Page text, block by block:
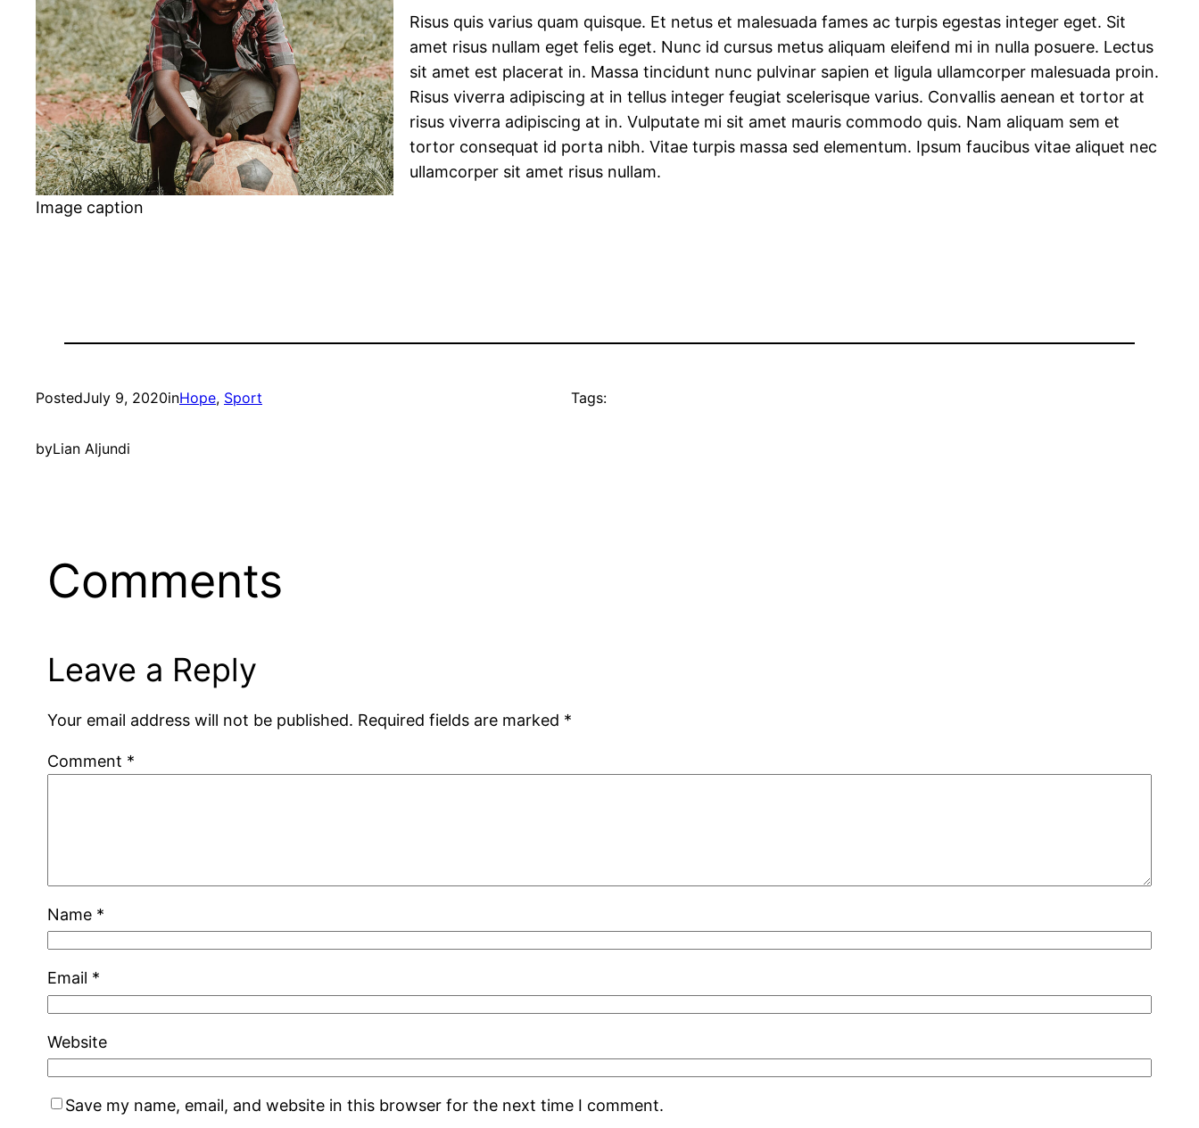
Image caption
Risus quis varius quam quisque. Et netus et malesuada fames ac turpis egestas integer eget. Sit
amet risus nullam eget felis eget. Nunc id cursus metus aliquam eleifend mi in nulla posuere. Lectus
sit amet est placerat in. Massa tincidunt nunc pulvinar sapien et ligula ullamcorper malesuada proin.
Risus viverra adipiscing at in tellus integer feugiat scelerisque varius. Convallis aenean et tortor at
risus viverra adipiscing at in. Vulputate mi sit amet mauris commodo quis. Nam aliquam sem et
tortor consequat id porta nibh. Vitae turpis massa sed elementum. Ipsum faucibus vitae aliquet nec
ullamcorper sit amet risus nullam.
PostedJuly 9, 2020inHope, Sport
byLian Aljundi
Tags:
Comments
Leave a Reply
Your email address will not be published. Required fields are marked *
Comment *
Name *
Email *
Website
Save my name, email, and website in this browser for the next time I comment.